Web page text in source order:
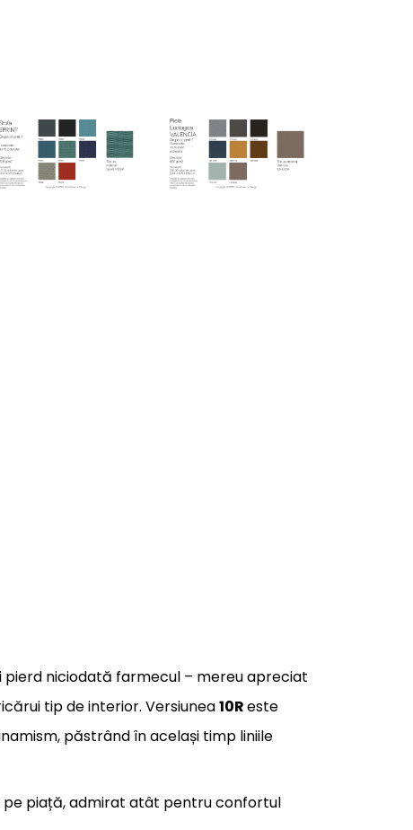
pierd niciodată farmecul – mereu apreciat
tip de interior. Versiunea10Reste
păstrând în același timp liniile
piață, admirat atât pentru confortul